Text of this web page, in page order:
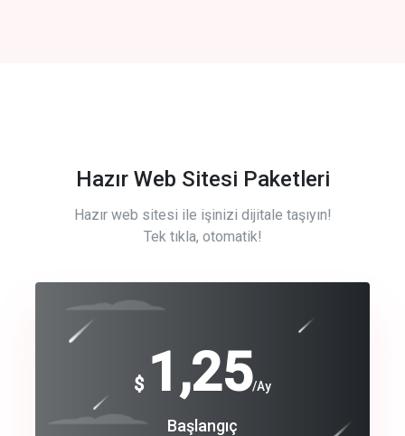
Hazır Web Sitesi Paketleri
Hazır web sitesi ile işinizi dijitale taşıyın!
Tek tıkla, otomatik!
$ 1,25/Ay
Başlangıç
Free
Basic